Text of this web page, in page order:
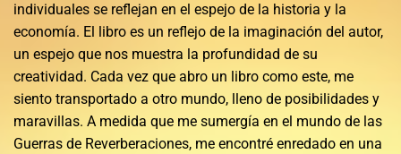
individuales se reflejan en el espejo de la historia y la
economía. El libro es un reflejo de la imaginación del autor,
un espejo que nos muestra la profundidad de su
creatividad. Cada vez que abro un libro como este, me
siento transportado a otro mundo, lleno de posibilidades y
maravillas. A medida que me sumergía en el mundo de las
Guerras de Reverberaciones, me encontré enredado en una